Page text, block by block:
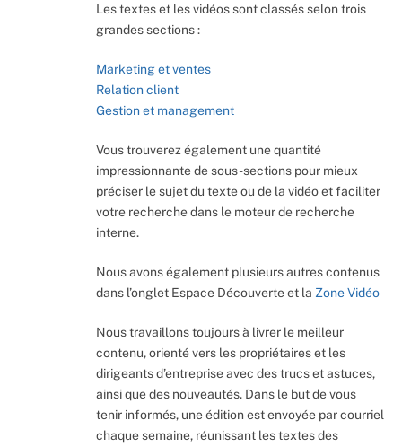
Les textes et les vidéos sont classés selon trois
grandes sections :
Marketing et ventes
Relation client
Gestion et management
Vous trouverez également une quantité
impressionnante de sous-sections pour mieux
préciser le sujet du texte ou de la vidéo et faciliter
votre recherche dans le moteur de recherche
interne.
Nous avons également plusieurs autres contenus
dans l’onglet Espace Découverte et la Zone Vidéo
Nous travaillons toujours à livrer le meilleur
contenu, orienté vers les propriétaires et les
dirigeants d’entreprise avec des trucs et astuces,
ainsi que des nouveautés. Dans le but de vous
tenir informés, une édition est envoyée par courriel
chaque semaine, réunissant les textes des